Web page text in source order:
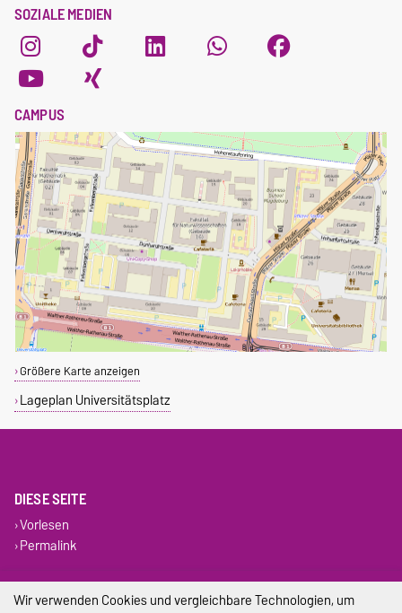
SOZIALE MEDIEN
CAMPUS
Größere Karte anzeigen
Lageplan Universitätsplatz
DIESE SEITE
Vorlesen
Permalink
Impressum
Wir verwenden Cookies und vergleichbare Technologien, um